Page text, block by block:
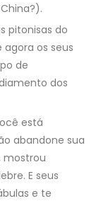
pitonisas do
os seus
de
dos
está
abandone sua
mostrou
E seus
e te